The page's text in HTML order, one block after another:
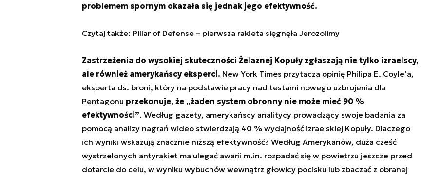
problemem spornym okazała się jednak jego efektywność.
Czytaj także: Pillar of Defense – pierwsza rakieta sięgnęła Jerozolimy
Zastrzeżenia do wysokiej skuteczności Żelaznej Kopuły zgłaszają nie tylko izraelscy,
ale również amerykańscy eksperci. New York Times przytacza opinię Philipa E. Coyle’a,
eksperta ds. broni, który na podstawie pracy nad testami nowego uzbrojenia dla
Pentagonu przekonuje, że „żaden system obronny nie może mieć 90 %
efektywności”. Według gazety, amerykańscy analitycy prowadzący swoje badania za
pomocą analizy nagrań wideo stwierdzają 40 % wydajność izraelskiej Kopuły. Dlaczego
ich wyniki wskazują znacznie niższą efektywność? Według Amerykanów, duża cześć
wystrzelonych antyrakiet ma ulegać awarii m.in. rozpadać się w powietrzu jeszcze przed
dotarcie do celu, w wyniku wybuchów wewnątrz głowicy pocisku lub zbaczać z obranej